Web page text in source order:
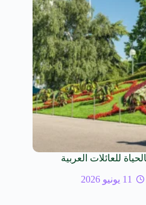
11 يونيو 2026